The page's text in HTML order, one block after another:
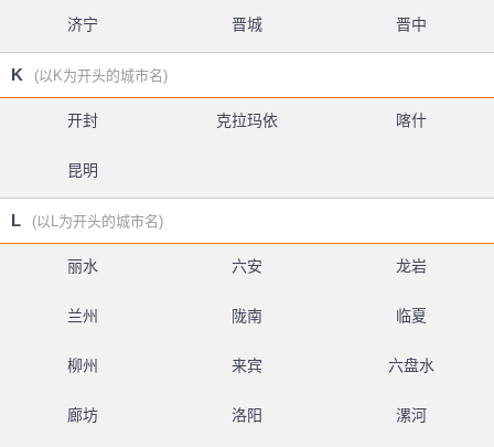
济宁 晋城 晋中
K (以K为开头的城市名)
开封 克拉玛依 喀什
昆明
L (以L为开头的城市名)
丽水 六安 龙岩
兰州 陇南 临夏
柳州 来宾 六盘水
廊坊 洛阳 漯河